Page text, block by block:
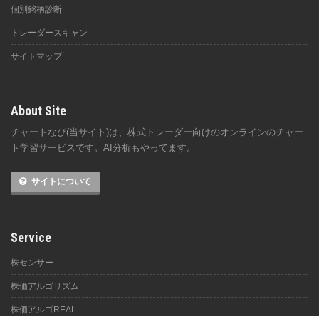
個別銘柄診断
トレーダースキャン
サイトマップ
About Site
チャートなび(当サイト)は、株式トレーダー向けのオンラインのチャー
ト学習サービスです。AI分析もやってます。
サイトについて
Service
株センサー
株価アルゴリズム
株価アルゴREAL